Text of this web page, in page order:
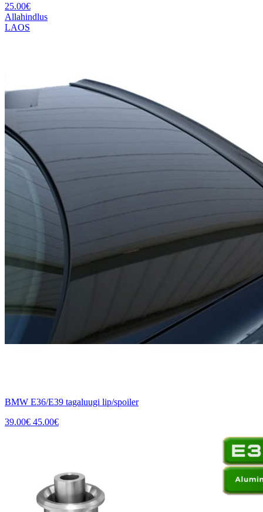
25.00€
Allahindlus
LAOS
BMW E36/E39 tagaluugi lip/spoiler
39.00€ 45.00€